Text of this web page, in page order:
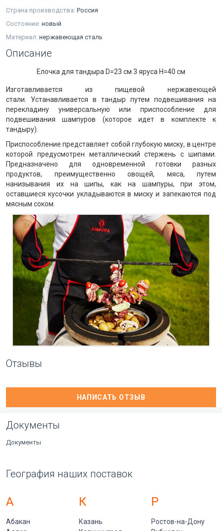
Страна производства: Россия
Состояние: новый
Материал: нержавеющая сталь
Описание
Елочка для тандыра D=23 см 3 яруса Н=40 см
Изготавливается из пищевой нержавеющей
стали. Устанавливается в тандыр путем подвешивания на
перекладину универсальную или приспособление для
подвешивания шампуров (которое идет в комплекте к
тандыру).
Приспособление представляет собой глубокую миску, в центре
которой предусмотрен металлический стержень с шипами.
Предназначено для одновременной готовки разных
продуктов, преимущественно овощей, мяса, путем
нанизывания их на шипы, как на шампуры, при этом,
оставшиеся кусочки укладываются в миску и запекаются под
мясным соком.
Отзывы
НАПИСАТЬ ОТЗЫВ
Документы
Документы
География наших поставок
А
Абакан
К
Казань
Р
Ростов-на-Дону